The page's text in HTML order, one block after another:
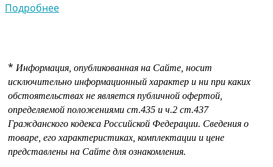
Подробнее
* Информация, опубликованная на Сайте, носит
исключительно информационный характер и ни при каких
обстоятельствах не является публичной офертой,
определяемой положениями ст.435 и ч.2 ст.437
Гражданского кодекса Российской Федерации. Сведения о
товаре, его характеристиках, комплектации и цене
представлены на Сайте для ознакомления.